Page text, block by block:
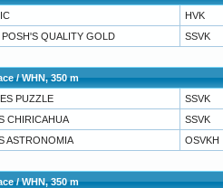
HVK
QUALITY GOLD SSVK
/ WHN, 350 m
PUZZLE
SSVK
CHIRICAHUA
SSVK
ASTRONOMIA OSVKH
/ WHN, 350 m